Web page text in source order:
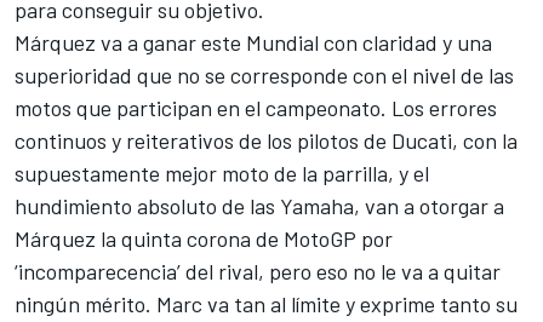
para conseguir su objetivo.
Márquez va a ganar este Mundial con claridad y una
superioridad que no se corresponde con el nivel de las
motos que participan en el campeonato. Los errores
continuos y reiterativos de los pilotos de Ducati, con la
supuestamente mejor moto de la parrilla, y el
hundimiento absoluto de las Yamaha, van a otorgar a
Márquez la quinta corona de MotoGP por
‘incomparecencia’ del rival, pero eso no le va a quitar
ningún mérito. Marc va tan al límite y exprime tanto su